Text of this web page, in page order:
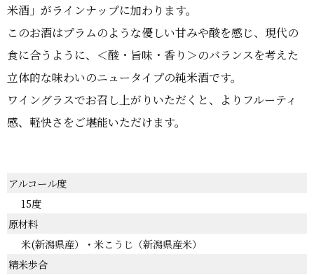
米酒」がラインナップに加わります。
このお酒はプラムのような優しい甘みや酸を感じ、現代の
食に合うように、＜酸・旨味・香り＞のバランスを考えた
立体的な味わいのニュータイプの純米酒です。
ワイングラスでお召し上がりいただくと、よりフルーティ
感、軽快さをご堪能いただけます。
アルコール度
15度
原材料
米(新潟県産）・米こうじ（新潟県産米）
精米歩合